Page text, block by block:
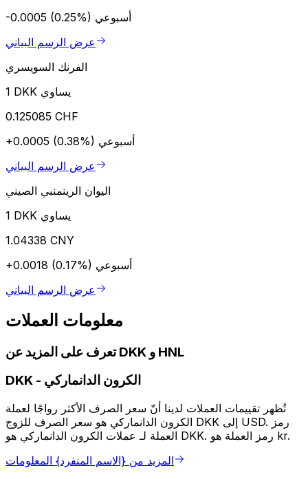
-0.0005 (0.25%) أسبوعي
عرض الرسم البياني
الفرنك السويسري
1 DKK يساوي
0.125085 CHF
+0.0005 (0.38%) أسبوعي
عرض الرسم البياني
اليوان الرينمنبي الصيني
1 DKK يساوي
1.04338 CNY
+0.0018 (0.17%) أسبوعي
عرض الرسم البياني
معلومات العملات
تعرف على المزيد عن DKK و HNL
DKK - الكرون الدانماركي
تُظهر تقييمات العملات لدينا أنّ سعر الصرف الأكثر رواجًا لعملة
الكرون الدانماركي هو سعر الصرف للزوج DKK إلى USD. رمز
العملة لـ عملات الكرون الدانماركي هو DKK. رمز العملة هو kr.
المزيد من {الاسم المنفرد} المعلومات